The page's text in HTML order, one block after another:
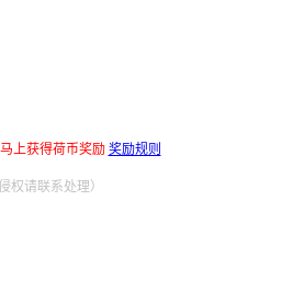
上获得荷币奖励 奖励规则
权请联系处理）